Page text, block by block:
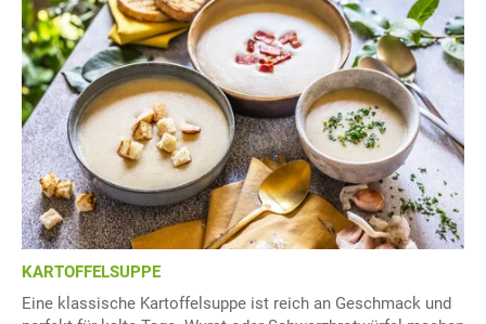
KARTOFFELSUPPE
Eine klassische Kartoffelsuppe ist reich an Geschmack und